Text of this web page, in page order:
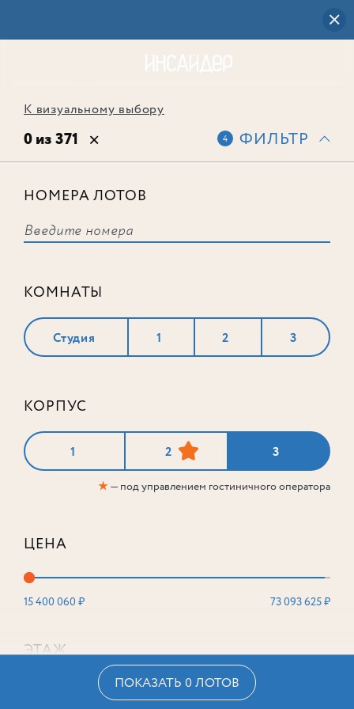
К визуальному выбору
0 из 371 4 ФИЛЬТР
НОМЕРА ЛОТОВ
КОМНАТЫ
Студия 1 2 3
КОРПУС
1 2 3
★— под управлением гостиничного оператора
ЦЕНА
15 400 060 ₽ 73 093 625 ₽
ЭТАЖ
ПОКАЗАТЬ 0 ЛОТОВ
соответствует ни одного лота